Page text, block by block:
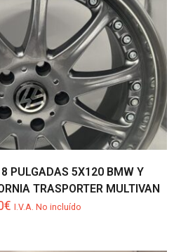
PULGADAS 5X120 BMW Y
TRASPORTER MULTIVAN
€ I.V.A. No incluído